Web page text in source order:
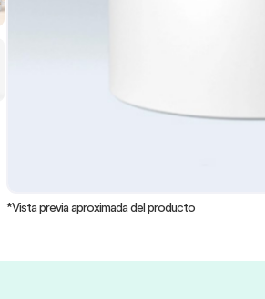
*Vista previa aproximada del producto